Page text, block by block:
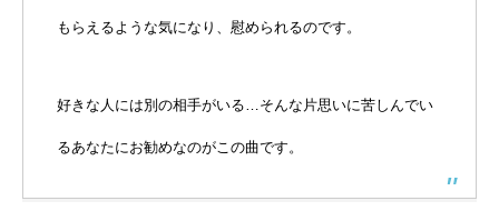
もらえるような気になり、慰められるのです。
好きな人には別の相手がいる…そんな片思いに苦しんでい
るあなたにお勧めなのがこの曲です。